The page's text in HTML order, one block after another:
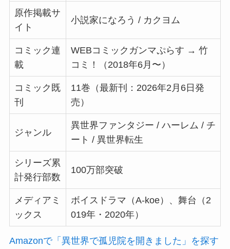
原作掲載サ
イト
小説家になろう / カクヨム
コミック連
載
WEBコミックガンマぷらす → 竹
コミ！（2018年6月〜）
コミック既
刊
11巻（最新刊：2026年2月6日発
売）
ジャンル
異世界ファンタジー / ハーレム / チ
ート / 異世界転生
シリーズ累
計発行部数
100万部突破
メディアミ
ックス
ボイスドラマ（A-koe）、舞台（2
019年・2020年）
Amazonで「異世界で孤児院を開きました」を探す